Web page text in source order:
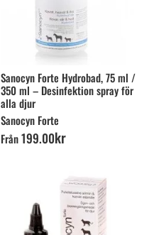
Sanocyn Forte Hydrobad, 75 ml /
350 ml – Desinfektion spray för
alla djur
Sanocyn Forte
Från199.00kr